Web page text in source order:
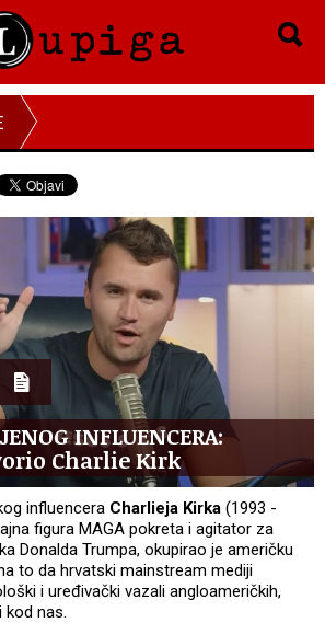
INFLUENCERA:
Charlie Kirk
influencera Charlieja Kirka (1993 -
figura MAGA pokreta i agitator za
Donalda Trumpa, okupirao je američku
to da hrvatski mainstream mediji
i uređivački vazali angloameričkih,
nas.